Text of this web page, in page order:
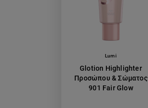
Lumi
Glotion Highlighter
Προσώπου & Σώματος
901 Fair Glow